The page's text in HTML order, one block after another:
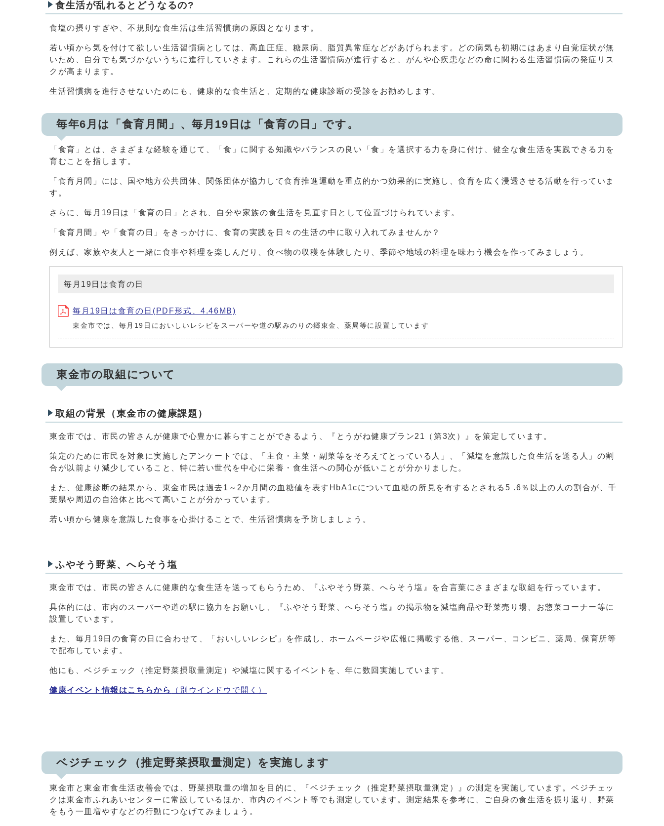
食生活が乱れるとどうなるの?
食塩の摂りすぎや、不規則な食生活は生活習慣病の原因となります。
若い頃から気を付けて欲しい生活習慣病としては、高血圧症、糖尿病、脂質異常症などがあげられます。どの病気も初期にはあまり自覚症状が無
いため、自分でも気づかないうちに進行していきます。これらの生活習慣病が進行すると、がんや心疾患などの命に関わる生活習慣病の発症リス
クが高まります。
生活習慣病を進行させないためにも、健康的な食生活と、定期的な健康診断の受診をお勧めします。
毎年6月は「食育月間」、毎月19日は「食育の日」です。
「食育」とは、さまざまな経験を通じて、「食」に関する知識やバランスの良い「食」を選択する力を身に付け、健全な食生活を実践できる力を
育むことを指します。
「食育月間」には、国や地方公共団体、関係団体が協力して食育推進運動を重点的かつ効果的に実施し、食育を広く浸透させる活動を行っていま
す。
さらに、毎月19日は「食育の日」とされ、自分や家族の食生活を見直す日として位置づけられています。
「食育月間」や「食育の日」をきっかけに、食育の実践を日々の生活の中に取り入れてみませんか？
例えば、家族や友人と一緒に食事や料理を楽しんだり、食べ物の収穫を体験したり、季節や地域の料理を味わう機会を作ってみましょう。
毎月19日は食育の日
毎月19日は食育の日(PDF形式、4.46MB)
東金市では、毎月19日においしいレシピをスーパーや道の駅みのりの郷東金、薬局等に設置しています
東金市の取組について
取組の背景（東金市の健康課題）
東金市では、市民の皆さんが健康で心豊かに暮らすことができるよう、『とうがね健康プラン21（第3次）』を策定しています。
策定のために市民を対象に実施したアンケートでは、「主食・主菜・副菜等をそろえてとっている人」、「減塩を意識した食生活を送る人」の割
合が以前より減少していること、特に若い世代を中心に栄養・食生活への関心が低いことが分かりました。
また、健康診断の結果から、東金市民は過去1～2か月間の血糖値を表すHbA1cについて血糖の所見を有するとされる5 .6％以上の人の割合が、千
葉県や周辺の自治体と比べて高いことが分かっています。
若い頃から健康を意識した食事を心掛けることで、生活習慣病を予防しましょう。
ふやそう野菜、へらそう塩
東金市では、市民の皆さんに健康的な食生活を送ってもらうため、『ふやそう野菜、へらそう塩』を合言葉にさまざまな取組を行っています。
具体的には、市内のスーパーや道の駅に協力をお願いし、『ふやそう野菜、へらそう塩』の掲示物を減塩商品や野菜売り場、お惣菜コーナー等に
設置しています。
また、毎月19日の食育の日に合わせて、「おいしいレシピ」を作成し、ホームページや広報に掲載する他、スーパー、コンビニ、薬局、保育所等
で配布しています。
他にも、ベジチェック（推定野菜摂取量測定）や減塩に関するイベントを、年に数回実施しています。
健康イベント情報はこちらから （別ウインドウで開く）
ベジチェック（推定野菜摂取量測定）を実施します
東金市と東金市食生活改善会では、野菜摂取量の増加を目的に、『ベジチェック（推定野菜摂取量測定）』の測定を実施しています。ベジチェッ
クは東金市ふれあいセンターに常設しているほか、市内のイベント等でも測定しています。測定結果を参考に、ご自身の食生活を振り返り、野菜
をもう一皿増やすなどの行動につなげてみましょう。